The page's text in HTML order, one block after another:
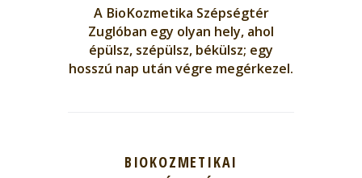
A BioKozmetika Szépségtér
Zuglóban egy olyan hely, ahol
épülsz, szépülsz, békülsz; egy
hosszú nap után végre megérkezel.
BIOKOZMETIKAI